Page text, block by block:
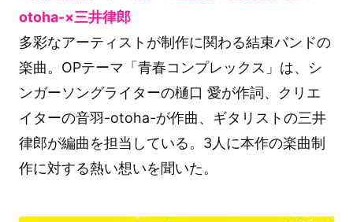
otoha-×三井律郎
多彩なアーティストが制作に関わる結束バンドの
楽曲。OPテーマ「青春コンプレックス」は、シ
ンガーソングライターの樋口 愛が作詞、クリエ
イターの音羽-otoha-が作曲、ギタリストの三井
律郎が編曲を担当している。3人に本作の楽曲制
作に対する熱い想いを聞いた。